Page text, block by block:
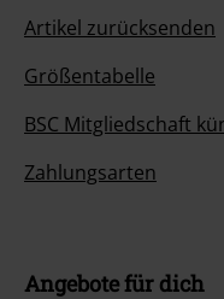
Artikel zurücksenden
Größentabelle
BSC Mitgliedschaft
Zahlungsarten
Angebote für dich